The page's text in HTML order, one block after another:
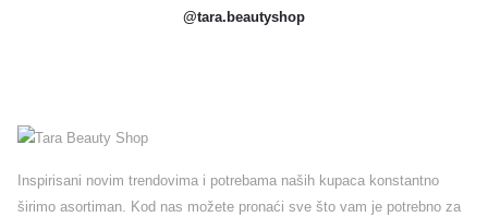
@tara.beautyshop
Inspirisani novim trendovima i potrebama naših kupaca konstantno
širimo asortiman. Kod nas možete pronaći sve što vam je potrebno za